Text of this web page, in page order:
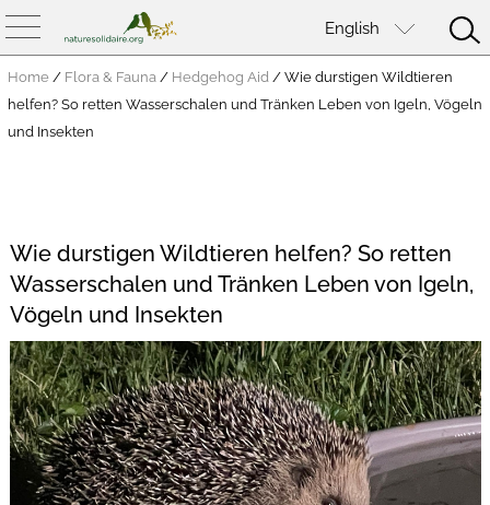
English
Home / Flora & Fauna / Hedgehog Aid / Wie durstigen Wildtieren
helfen? So retten Wasserschalen und Tränken Leben von Igeln, Vögeln
und Insekten
Wie durstigen Wildtieren helfen? So retten
Wasserschalen und Tränken Leben von Igeln,
Vögeln und Insekten